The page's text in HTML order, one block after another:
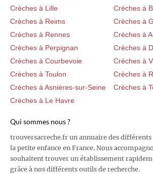
Crèches à Lille
Crèches à
Crèches à Reims
Crèches à
Crèches à Rennes
Crèches à
Crèches à Perpignan
Crèches à
Crèches à Courbevoie
Crèches à
Crèches à Toulon
Crèches à
Crèches à Asnières-sur-Seine
Crèches à
Crèches à Le Havre
Qui sommes nous ?
trouversacreche.fr un annuaire des différents
la petite enfance en France. Nous
souhaitent trouver un établissement
grâce à nos différents outils de recherche.